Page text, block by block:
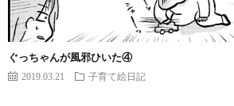
ぐっちゃんが風邪ひいた④
2019.03.21 子育て絵日記